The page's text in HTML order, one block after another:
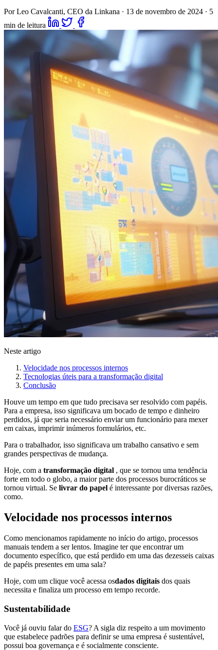
Por Leo Cavalcanti, CEO da Linkana · 13 de novembro de 2024 · 5
min de leitura
Neste artigo
Velocidade nos processos internos
Tecnologias úteis para a transformação digital
Conclusão
Houve um tempo em que tudo precisava ser resolvido com papéis.
Para a empresa, isso significava um bocado de tempo e dinheiro
perdidos, já que seria necessário enviar um funcionário para mexer
em caixas, imprimir inúmeros formulários, etc.
Para o trabalhador, isso significava um trabalho cansativo e sem
grandes perspectivas de mudança.
Hoje, com a transformação digital , que se tornou uma tendência
forte em todo o globo, a maior parte dos processos burocráticos se
tornou virtual. Se livrar do papel é interessante por diversas razões,
como.
Velocidade nos processos internos
Como mencionamos rapidamente no início do artigo, processos
manuais tendem a ser lentos. Imagine ter que encontrar um
documento específico, que está perdido em uma das dezesseis caixas
de papéis presentes em uma sala?
Hoje, com um clique você acessa osdados digitais dos quais
necessita e finaliza um processo em tempo recorde.
Sustentabilidade
Você já ouviu falar do ESG? A sigla diz respeito a um movimento
que estabelece padrões para definir se uma empresa é sustentável,
possui boa governança e é socialmente consciente.